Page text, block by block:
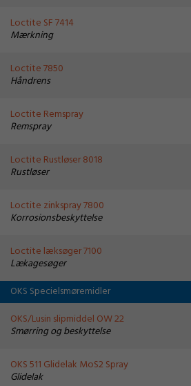
Loctite SF 7414
Mærkning
Loctite 7850
Håndrens
Loctite Remspray
Remspray
Loctite Rustløser 8018
Rustløser
Loctite zinkspray 7800
Korrosionsbeskyttelse
Loctite læksøger 7100
Lækagesøger
OKS Specielsmøremidler
OKS/Lusin slipmiddel OW 22
Smørring og beskyttelse
OKS 511 Glidelak MoS2 Spray
Glidelak